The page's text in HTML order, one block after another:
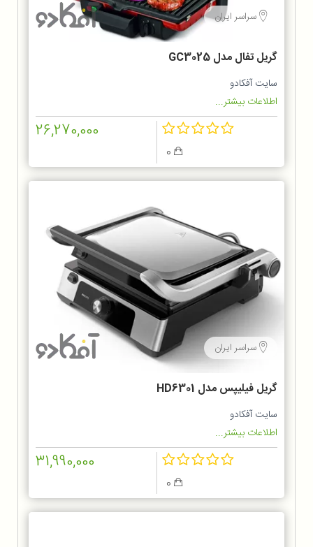
سراسر ایران
گریل تفال مدل GC3025
سایت آفکادو
اطلاعات بیشتر...
26,270,000
سراسر ایران
گریل فیلیپس مدل HD6301
سایت آفکادو
اطلاعات بیشتر...
31,990,000